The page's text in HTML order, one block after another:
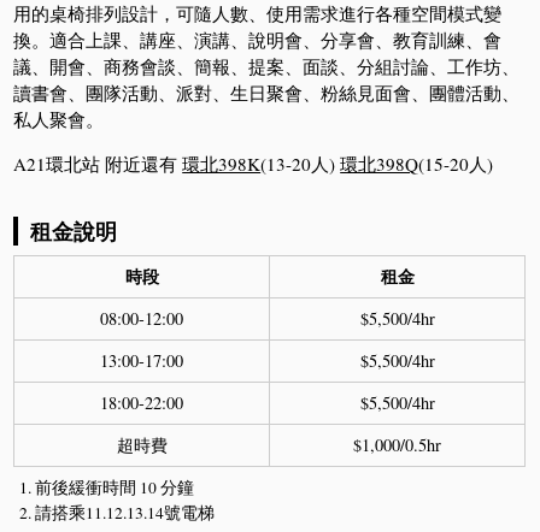
用的桌椅排列設計，可隨人數、使用需求進行各種空間模式變
換。適合上課、講座、演講、說明會、分享會、教育訓練、會
議、開會、商務會談、簡報、提案、面談、分組討論、工作坊、
讀書會、團隊活動、派對、生日聚會、粉絲見面會、團體活動、
私人聚會。
A21環北站 附近還有環北398K(13-20人)環北398Q(15-20人)
租金說明
時段 租金
08:00-12:00
$5,500/4hr
13:00-17:00
$5,500/4hr
18:00-22:00
$5,500/4hr
超時費
$1,000/0.5hr
前後緩衝時間 10 分鐘
請搭乘11.12.13.14號電梯